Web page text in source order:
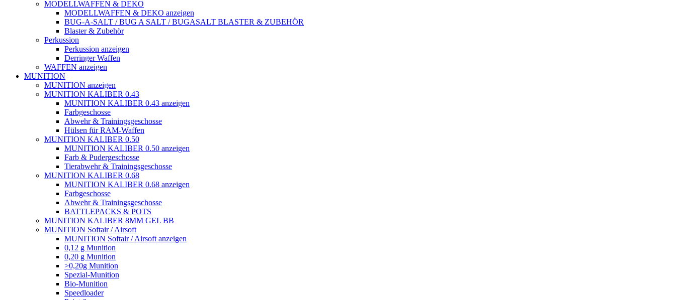
MODELLWAFFEN & DEKO
MODELLWAFFEN & DEKO anzeigen
BUG-A-SALT / BUG A SALT / BUGASALT BLASTER & ZUBEHÖR
Blaster & Zubehör
Perkussion
Perkussion anzeigen
Derringer Waffen
WAFFEN anzeigen
MUNITION
MUNITION anzeigen
MUNITION KALIBER 0.43
MUNITION KALIBER 0.43 anzeigen
Farbgeschosse
Abwehr & Trainingsgeschosse
Hülsen für RAM-Waffen
MUNITION KALIBER 0.50
MUNITION KALIBER 0.50 anzeigen
Farb & Pudergeschosse
Tierabwehr & Trainingsgeschosse
MUNITION KALIBER 0.68
MUNITION KALIBER 0.68 anzeigen
Farbgeschosse
Abwehr & Trainingsgeschosse
BATTLEPACKS & POTS
MUNITION KALIBER 8MM GEL BB
MUNITION Softair / Airsoft
MUNITION Softair / Airsoft anzeigen
0,12 g Munition
0,20 g Munition
>0,20g Munition
Spezial-Munition
Bio-Munition
Speedloader